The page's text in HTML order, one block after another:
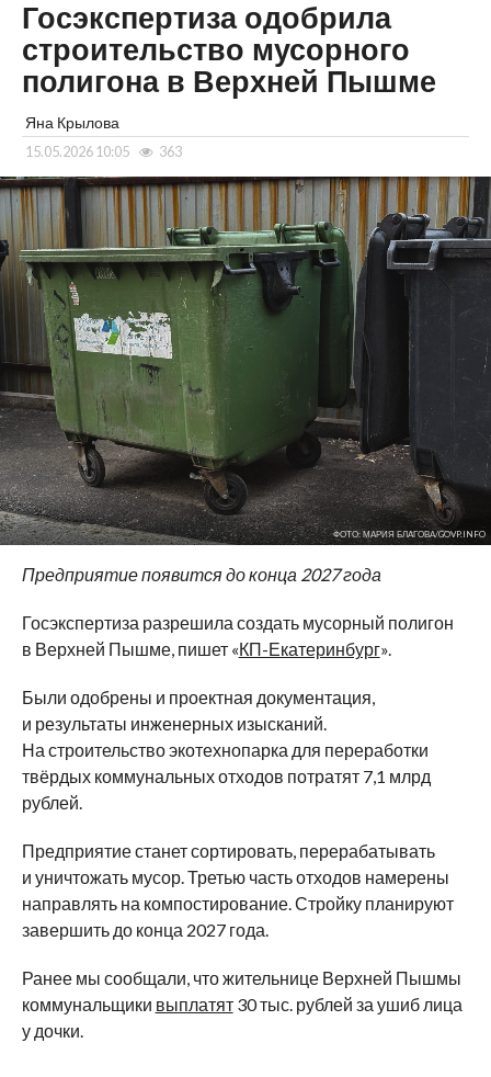
Госэкспертиза одобрила
строительство мусорного
полигона в Верхней Пышме
Яна Крылова
15.05.2026 10:05 363
ФОТО: МАРИЯ БЛАГОВА/GOVP.INFO
Предприятие появится до конца 2027 года
Госэкспертиза разрешила создать мусорный полигон
в Верхней Пышме, пишет «КП-Екатеринбург».
Были одобрены и проектная документация,
и результаты инженерных изысканий.
На строительство экотехнопарка для переработки
твёрдых коммунальных отходов потратят 7,1 млрд
рублей.
Предприятие станет сортировать, перерабатывать
и уничтожать мусор. Третью часть отходов намерены
направлять на компостирование. Стройку планируют
завершить до конца 2027 года.
Ранее мы сообщали, что жительнице Верхней Пышмы
коммунальщики выплатят30 тыс. рублей за ушиб лица
у дочки.